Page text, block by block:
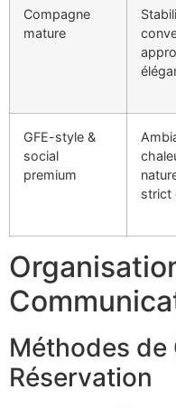
Compagne
mature
GFE-style &
social
premium
strict
Méthodes
Réservation